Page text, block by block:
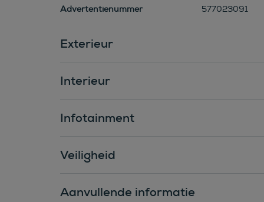
Advertentienummer
577023091
Exterieur
Interieur
Infotainment
Veiligheid
Aanvullende informatie